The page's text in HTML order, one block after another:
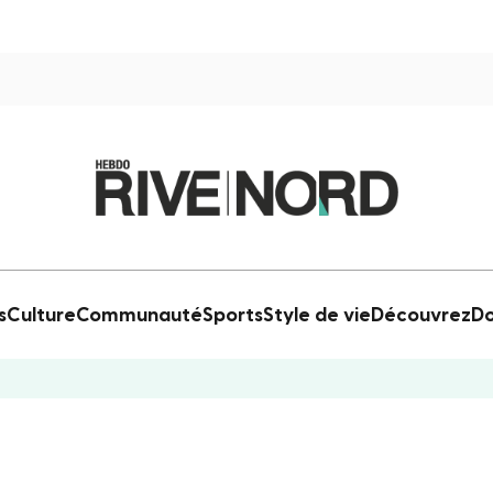
CultureCommunautéSportsStyle de vie Découvrez